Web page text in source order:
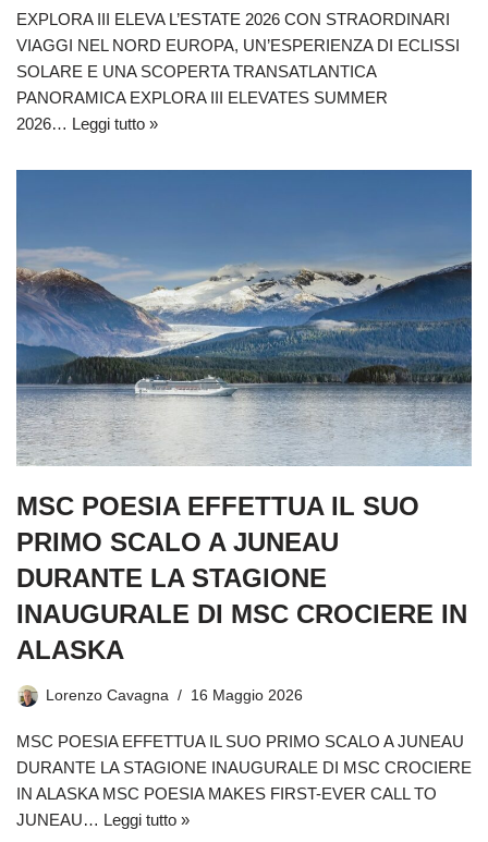
EXPLORA III ELEVA L’ESTATE 2026 CON STRAORDINARI
VIAGGI NEL NORD EUROPA, UN’ESPERIENZA DI ECLISSI
SOLARE E UNA SCOPERTA TRANSATLANTICA
PANORAMICA EXPLORA III ELEVATES SUMMER
2026… Leggi tutto »
MSC POESIA EFFETTUA IL SUO
PRIMO SCALO A JUNEAU
DURANTE LA STAGIONE
INAUGURALE DI MSC CROCIERE IN
ALASKA
Lorenzo Cavagna 16 Maggio 2026
MSC POESIA EFFETTUA IL SUO PRIMO SCALO A JUNEAU
DURANTE LA STAGIONE INAUGURALE DI MSC CROCIERE
IN ALASKA MSC POESIA MAKES FIRST-EVER CALL TO
JUNEAU… Leggi tutto »